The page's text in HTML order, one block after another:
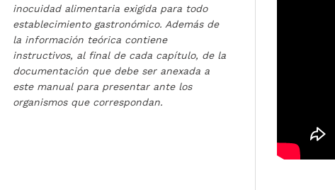
inocuidad alimentaria exigida para todo
establecimiento gastronómico. Además de
la información teórica contiene
instructivos, al final de cada capítulo, de la
documentación que debe ser anexada a
este manual para presentar ante los
organismos que correspondan.